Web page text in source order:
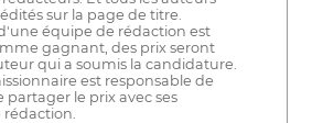
sur la page de titre.
équipe de rédaction est
gagnant, des prix seront
qui a soumis la candidature.
est responsable de
partager le prix avec ses